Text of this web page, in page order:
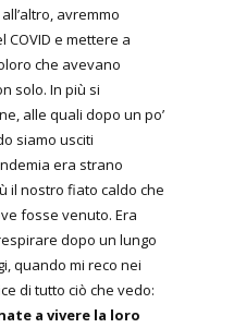
avremmo
e mettere a
che avevano
solo. In più si
alle quali dopo un po’
siamo usciti
era strano
il nostro fiato caldo che
fosse venuto. Era
dopo un lungo
quando mi reco nei
di tutto ciò che vedo:
a vivere la loro